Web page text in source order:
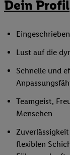
Dein Profil
Lust auf die
Schnelle und
Teamgeist,
Menschen
flexiblen